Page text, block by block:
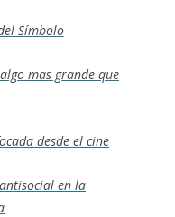
Símbolo
mas grande que
desde el cine
en la